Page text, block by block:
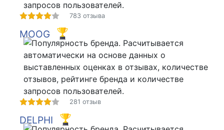
783 отзыва
MOOG
281 отзыв
DELPHI